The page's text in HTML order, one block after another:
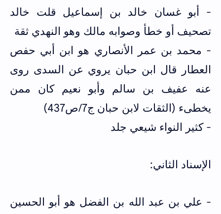
- أبو غسان خالد بن إسماعيل قلت خالد
تصحيف أو خطأ وصوابه مالك وهو النهدي ثقة
- محمد بن عمر الأنصاري هو ابن أبي حفص
العطار قال ابن حبان يروي عن السدى روى
عنه عفيف بن سالم وأبو نعيم كان ممن
يخطىء (الثقات لابن حبان ج7/ص437)
- كثير النواء شيعي جلد
الإسناد الثاني:
- علي بن عبد الله بن الفضل هو أبو الحسين